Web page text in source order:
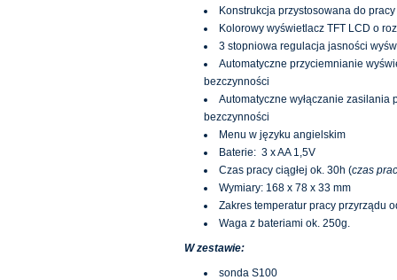
Konstrukcja przystosowana do
Kolorowy wyświetlacz TFT LCD o
3 stopniowa regulacja jasności
Automatyczne przyciemnianie
bezczynności
Automatyczne wyłączanie
bezczynności
Menu w języku angielskim
Baterie: 3 x AA 1,5V
Czas pracy ciągłej ok. 30h (czas
Wymiary: 168 x 78 x 33 mm
Zakres temperatur pracy przyrządu
Waga z bateriami ok. 250g.
W zestawie:
sonda S100